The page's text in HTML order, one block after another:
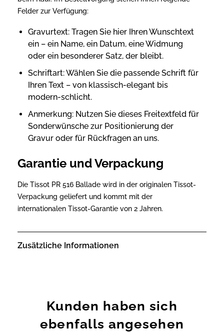
Felder zur Verfügung:
Gravurtext: Tragen Sie hier Ihren Wunschtext
ein – ein Name, ein Datum, eine Widmung
oder ein besonderer Satz, der bleibt.
Schriftart: Wählen Sie die passende Schrift für
Ihren Text – von klassisch-elegant bis
modern-schlicht.
Anmerkung: Nutzen Sie dieses Freitextfeld für
Sonderwünsche zur Positionierung der
Gravur oder für Rückfragen an uns.
Garantie und Verpackung
Die Tissot PR 516 Ballade wird in der originalen Tissot-
Verpackung geliefert und kommt mit der
internationalen Tissot-Garantie von 2 Jahren.
Zusätzliche Informationen
Kunden haben sich
ebenfalls angesehen